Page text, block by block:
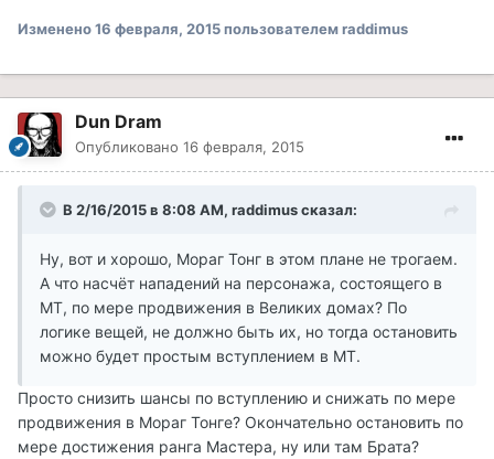
Изменено16 февраля, 2015пользователем raddimus
Dun Dram
Опубликовано 16 февраля, 2015
В 2/16/2015 в 8:08 AM, raddimus сказал:
Ну, вот и хорошо, Мораг Тонг в этом плане не трогаем.
А что насчёт нападений на персонажа, состоящего в
МТ, по мере продвижения в Великих домах? По
логике вещей, не должно быть их, но тогда остановить
можно будет простым вступлением в МТ.
Просто снизить шансы по вступлению и снижать по мере
продвижения в Мораг Тонге? Окончательно остановить по
мере достижения ранга Мастера, ну или там Брата?